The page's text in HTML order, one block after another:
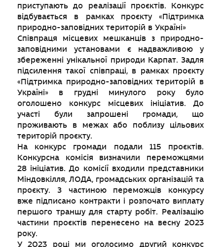
приступають до реалізації проєктів. Конкурс
відбувається в рамках проєкту «Підтримка
природно-заповідних територій в Україні»
Співпраця місцевих мешканців з природно-
заповідними установами є надважливою у
збереженні унікальної природи Карпат. Задля
підсилення такої співпраці, в рамках проєкту
«Підтримка природно-заповідних територій в
Україні» в грудні минулого року було
оголошено конкурс місцевих ініціатив. До
участі були запрошені громади, що
проживають в межах або поблизу цільових
територій проєкту.
На конкурс громади подали 115 проєктів.
Конкурсна комісія визначили переможцями
28 ініціатив. До комісії входили представники
Міндовкілля, ЛОДА, громадських організацій та
проєкту. З частиною переможців конкурсу
вже підписано контракти і розпочато виплату
першого траншу для старту робіт. Реалізацію
частини проєктів перенесено на весну 2023
року.
У 2023 році ми оголосимо другий конкурс